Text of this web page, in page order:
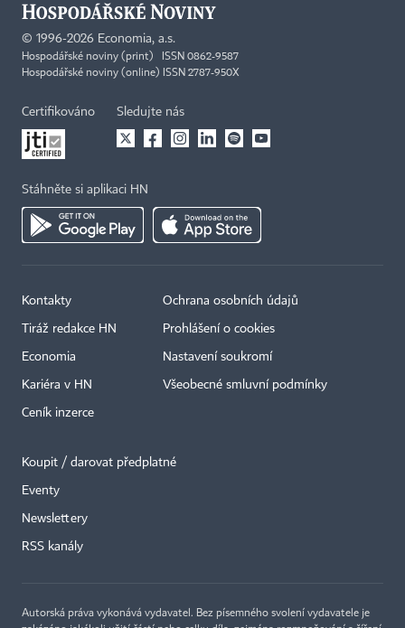
© 1996-2026 Economia, a.s.
Hospodářské noviny (print) ISSN 0862-9587
Hospodářské noviny (online) ISSN 2787-950X
Certifikováno Sledujte nás
Stáhněte si aplikaci HN
Kontakty
Tiráž redakce HN
Economia
Kariéra v HN
Ceník inzerce
Ochrana osobních údajů
Prohlášení o cookies
Nastavení soukromí
Všeobecné smluvní podmínky
Koupit / darovat předplatné
Eventy
Newslettery
RSS kanály
Autorská práva vykonává vydavatel. Bez písemného svolení vydavatele je